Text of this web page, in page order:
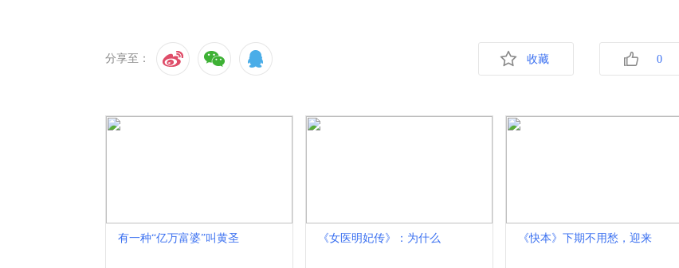
分享至： 0
收藏
有一种“亿万富婆”叫黄圣 ​《女医明妃传》：为什么 《快本》下期不用愁，迎来